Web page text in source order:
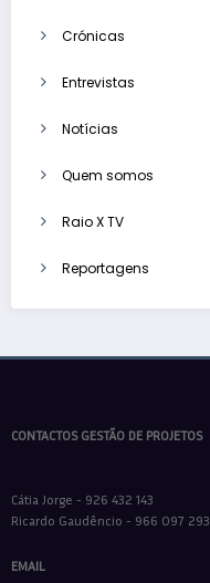
Crónicas
Entrevistas
Notícias
Quem somos
Raio X TV
Reportagens
CONTACTOS GESTÃO DE PROJETOS
Cátia Jorge - 926 432 143
Ricardo Gaudêncio - 966 097 293
EMAIL